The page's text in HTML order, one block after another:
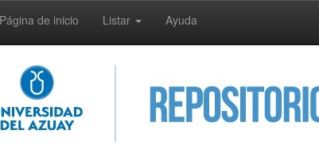
de inicio Listar Ayuda